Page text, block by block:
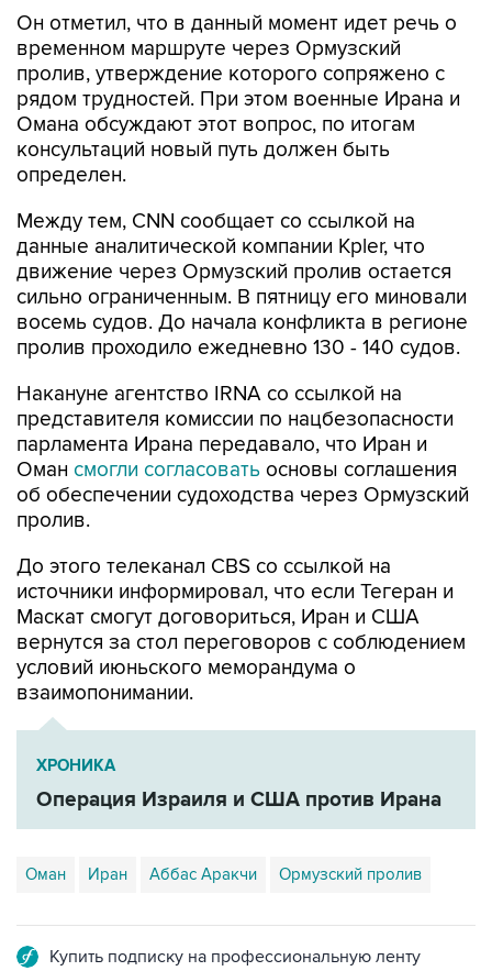
Он отметил, что в данный момент идет речь о
временном маршруте через Ормузский
пролив, утверждение которого сопряжено с
рядом трудностей. При этом военные Ирана и
Омана обсуждают этот вопрос, по итогам
консультаций новый путь должен быть
определен.
Между тем, CNN сообщает со ссылкой на
данные аналитической компании Kpler, что
движение через Ормузский пролив остается
сильно ограниченным. В пятницу его миновали
восемь судов. До начала конфликта в регионе
пролив проходило ежедневно 130 - 140 судов.
Накануне агентство IRNA со ссылкой на
представителя комиссии по нацбезопасности
парламента Ирана передавало, что Иран и
Оман смогли согласовать основы соглашения
об обеспечении судоходства через Ормузский
пролив.
До этого телеканал CBS со ссылкой на
источники информировал, что если Тегеран и
Маскат смогут договориться, Иран и США
вернутся за стол переговоров с соблюдением
условий июньского меморандума о
взаимопонимании.
ХРОНИКА
Операция Израиля и США против Ирана
Оман Иран Аббас Аракчи Ормузский пролив
Купить подписку на профессиональную ленту